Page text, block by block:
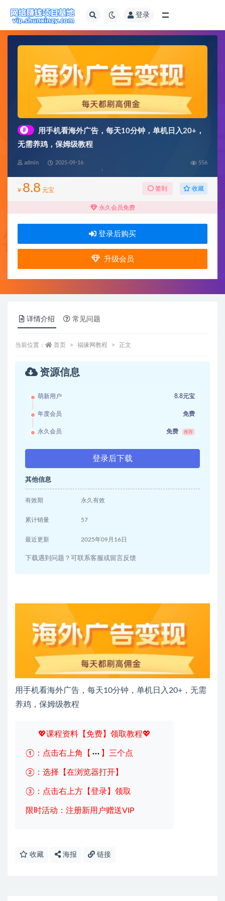
登录
#
用手机看海外广告，每天10分钟，单机日入20+，
无需养鸡，保姆级教程
admin 2025-09-16 556
¥ 8.8 元宝 签到 收藏
永久会员免费
登录后购买
升级会员
详情介绍 常见问题
当前位置： 首页 福缘网教程 正文
资源信息
萌新用户 8.8元宝
年度会员 免费
永久会员 免费 推荐
登录后下载
其他信息
有效期 永久有效
累计销量 57
最近更新 2025年09月16日
下载遇到问题？可联系客服或留言反馈
用手机看海外广告，每天10分钟，单机日入20+，无需
养鸡，保姆级教程
💖课程资料【免费】领取教程💖
①：点击右上角【 】三个点
②：选择【在浏览器打开】
③：点击右上方【登录】领取
限时活动：注册新用户赠送VIP
收藏 海报 链接